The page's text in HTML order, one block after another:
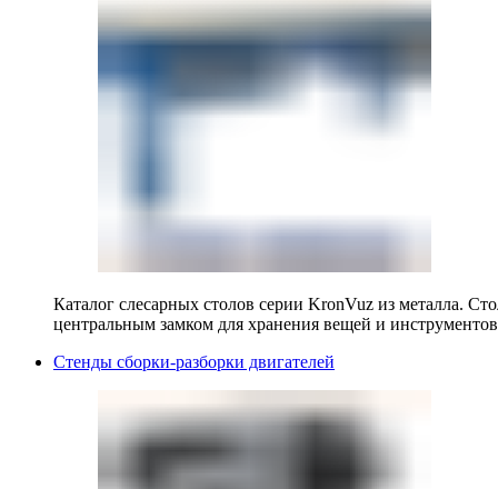
Каталог слесарных столов серии KronVuz из металла.
центральным замком для хранения вещей и
Стенды сборки-разборки двигателей